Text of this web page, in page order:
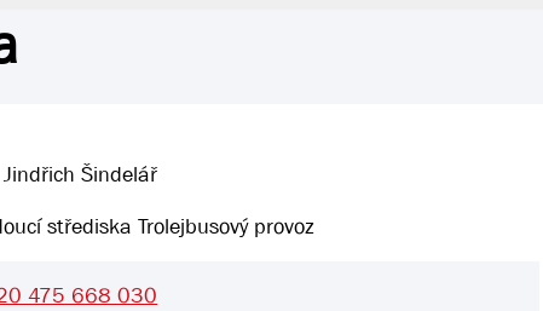
Šindelář
střediska Trolejbusový provoz
475 668 030